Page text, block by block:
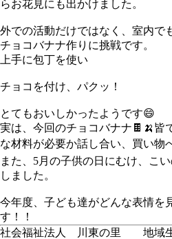
らお花見にも出かけました。
外での活動だけではなく、室内で
チョコバナナ作りに挑戦です。
上手に包丁を使い
チョコを付け、パクッ！
とてもおいしかったようです😄
実は、今回のチョコバナナ🍫🍌皆
な材料が必要か話し合い、買い物
また、5月の子供の日にむけ、こ
しました。
今年度、子ども達がどんな表情を
す！！
社会福祉法人 川東の里 地域生